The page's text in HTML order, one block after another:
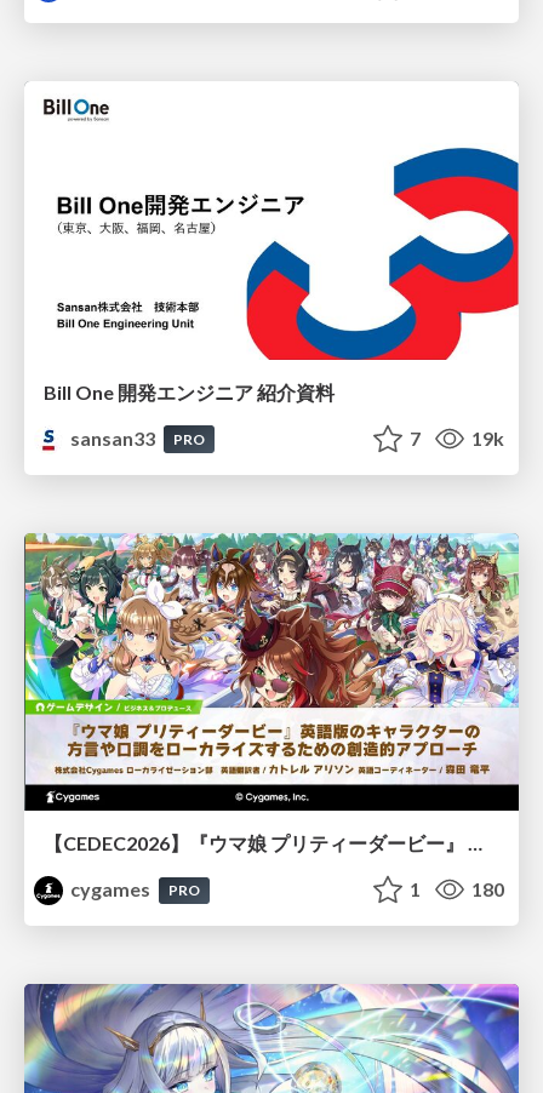
Bill One 開発エンジニア 紹介資料
sansan33
PRO 7 19k
【CEDEC2026】『ウマ娘 プリティーダービー』 英語版のキャラクターの方言や口調をローカライズするための創造的アプローチ
cygames
PRO 1 180